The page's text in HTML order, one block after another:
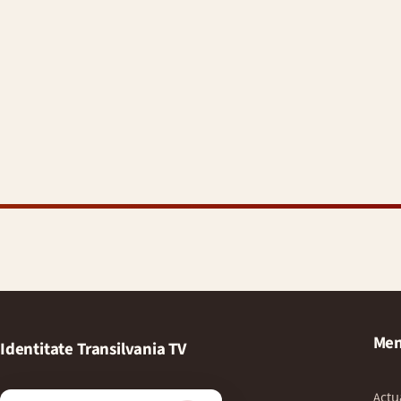
Identitate Transilvania TV